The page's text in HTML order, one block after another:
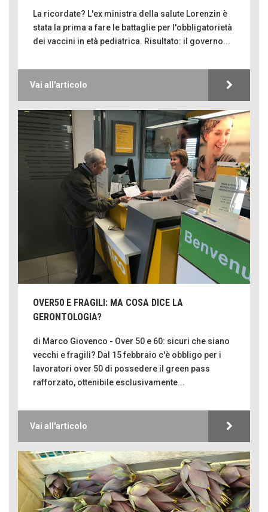
La ricordate? L'ex ministra della salute Lorenzin è
stata la prima a fare le battaglie per l'obbligatorietà
dei vaccini in età pediatrica. Risultato: il governo...
Vai all'articolo
OVER50 E FRAGILI: MA COSA DICE LA
GERONTOLOGIA?
di Marco Giovenco - Over 50 e 60: sicuri che siano
vecchi e fragili? Dal 15 febbraio c'è obbligo per i
lavoratori over 50 di possedere il green pass
rafforzato, ottenibile esclusivamente...
Vai all'articolo